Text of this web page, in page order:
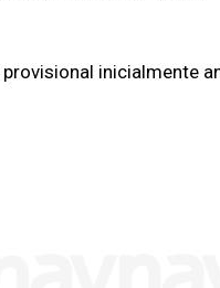
inicialmente